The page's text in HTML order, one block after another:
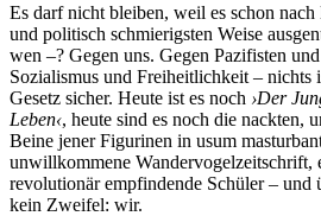
Es darf nicht bleiben, weil es schon
und politisch schmierigsten Weise
wen –? Gegen uns. Gegen Pazifisten
Sozialismus und Freiheitlichkeit – nichts
Gesetz sicher. Heute ist es noch ›Der
Leben‹, heute sind es noch die nackten,
Beine jener Figurinen in usum
unwillkommene Wandervogelzeitschrift,
revolutionär empfindende Schüler – und
kein Zweifel: wir.